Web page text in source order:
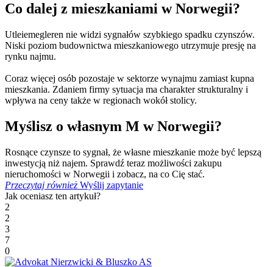
Co dalej z mieszkaniami w Norwegii?
Utleiemegleren nie widzi sygnałów szybkiego spadku czynszów.
Niski poziom budownictwa mieszkaniowego utrzymuje presję na
rynku najmu.
Coraz więcej osób pozostaje w sektorze wynajmu zamiast kupna
mieszkania. Zdaniem firmy sytuacja ma charakter strukturalny i
wpływa na ceny także w regionach wokół stolicy.
Myślisz o własnym M w Norwegii?
Rosnące czynsze to sygnał, że własne mieszkanie może być lepszą
inwestycją niż najem. Sprawdź teraz możliwości zakupu
nieruchomości w Norwegii i zobacz, na co Cię stać.
Przeczytaj również Wyślij zapytanie
Jak oceniasz ten artykuł?
2
2
3
7
0